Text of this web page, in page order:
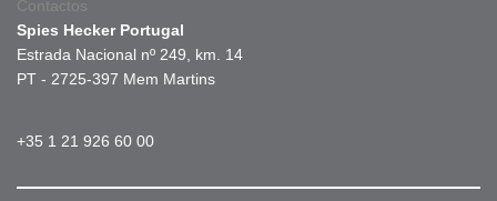
Contactos
Spies Hecker Portugal
Estrada Nacional nº 249, km. 14
PT - 2725-397 Mem Martins
+35 1 21 926 60 00